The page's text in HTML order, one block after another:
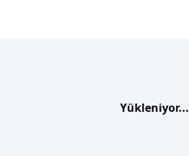
Yükleniyor...